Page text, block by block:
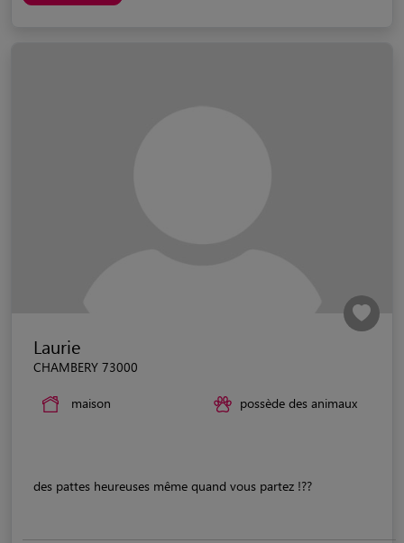
Laurie
CHAMBERY 73000
maison possède des animaux
des pattes heureuses même quand vous partez !??